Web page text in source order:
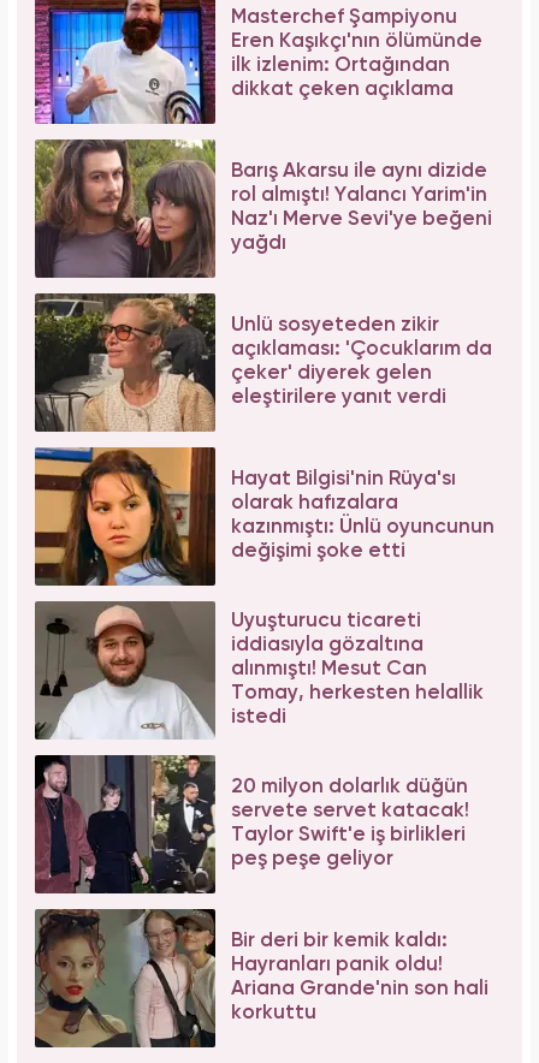
Masterchef Şampiyonu
Eren Kaşıkçı'nın ölümünde
ilk izlenim: Ortağından
dikkat çeken açıklama
Barış Akarsu ile aynı dizide
rol almıştı! Yalancı Yarim'in
Naz'ı Merve Sevi'ye beğeni
yağdı
Ünlü sosyeteden zikir
açıklaması: 'Çocuklarım da
çeker' diyerek gelen
eleştirilere yanıt verdi
Hayat Bilgisi'nin Rüya'sı
olarak hafızalara
kazınmıştı: Ünlü oyuncunun
değişimi şoke etti
Uyuşturucu ticareti
iddiasıyla gözaltına
alınmıştı! Mesut Can
Tomay, herkesten helallik
istedi
20 milyon dolarlık düğün
servete servet katacak!
Taylor Swift'e iş birlikleri
peş peşe geliyor
Bir deri bir kemik kaldı:
Hayranları panik oldu!
Ariana Grande'nin son hali
korkuttu